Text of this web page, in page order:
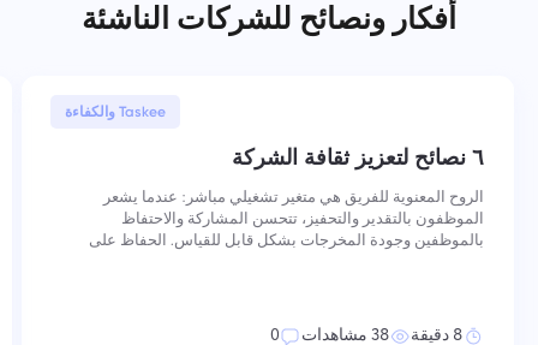
أفكار ونصائح للشركات الناشئة
Taskee والكفاءة
30 يناير, 2026
٦ نصائح لتعزيز ثقافة الشركة
الروح المعنوية للفريق هي متغير تشغيلي مباشر: عندما يشعر
الموظفون بالتقدير والتحفيز، تتحسن المشاركة والاحتفاظ
بالموظفين وجودة المخرجات بشكل قابل للقياس. الحفاظ على
8 دقيقة 38 مشاهدات
0